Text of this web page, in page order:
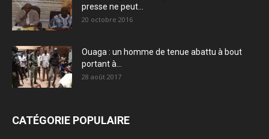
presse ne peut...
20 octobre 2016
Ouaga : un homme de tenue abattu à bout
portant à...
28 août 2017
CATÉGORIE POPULAIRE